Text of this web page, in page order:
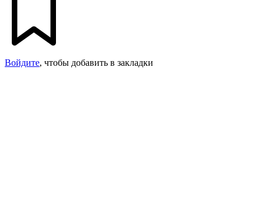
Войдите, чтобы добавить в закладки